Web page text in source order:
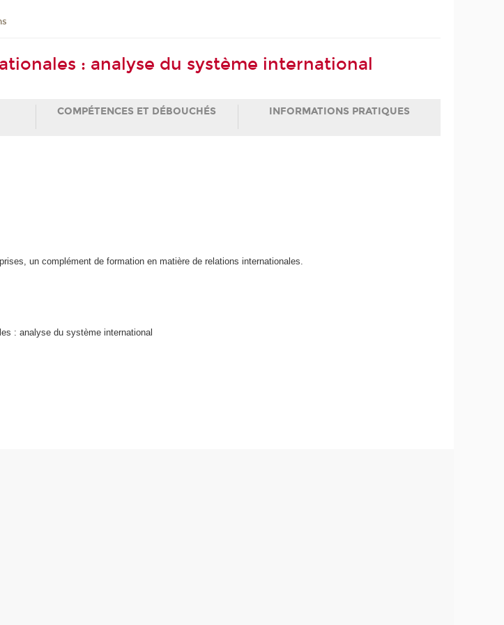
: analyse du système international
COMPÉTENCES ET DÉBOUCHÉS INFORMATIONS PRATIQUES
un complément de formation en matière de relations internationales.
: analyse du système international